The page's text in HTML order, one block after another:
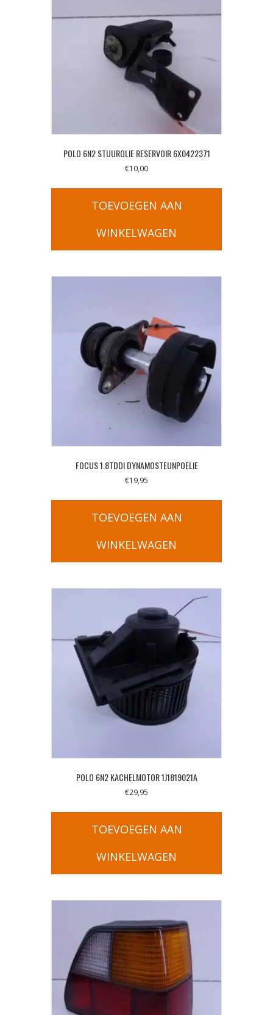
POLO 6N2 STUUROLIE RESERVOIR 6X0422371
€10,00
TOEVOEGEN AAN
WINKELWAGEN
FOCUS 1.8TDDI DYNAMOSTEUNPOELIE
€19,95
TOEVOEGEN AAN
WINKELWAGEN
POLO 6N2 KACHELMOTOR 1J1819021A
€29,95
TOEVOEGEN AAN
WINKELWAGEN